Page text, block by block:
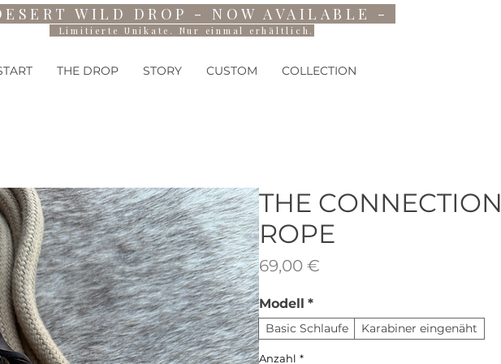
WILD DROP - NOW AVAILABLE -
Limitierte Unikate. Nur einmal erhältlich.
THE DROP STORY CUSTOM COLLECTION
THE CONNECTION
ROPE
69,00 €
Modell *
Basic Schlaufe Karabiner eingenäht
Anzahl *